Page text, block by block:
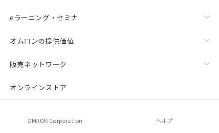
eラーニング・セミナ
オムロンの提供価値
販売ネットワーク
オンラインストア
OMRON Corporation ヘルプ